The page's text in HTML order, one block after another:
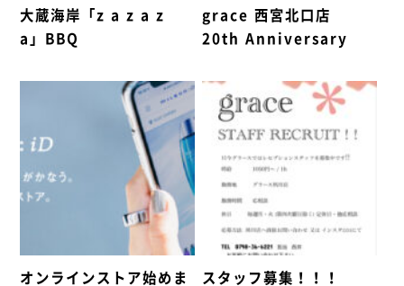
大蔵海岸「z a z a z
a」BBQ
grace 西宮北口店
20th Anniversary
オンラインストア始めま
スタッフ募集！！！